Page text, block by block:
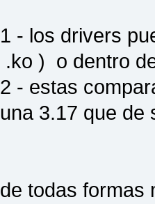
1 - los drivers
.ko ) o dentro
2 - estas
una 3.17 que de
de todas formas